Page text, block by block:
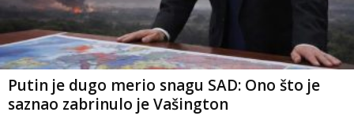
Putin je dugo merio snagu SAD: Ono što je
saznao zabrinulo je Vašington